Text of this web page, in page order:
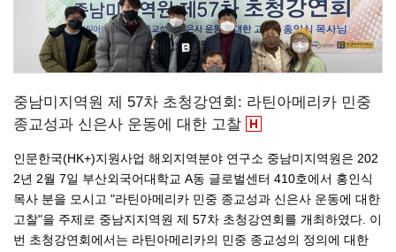
중남미지역원 제 57차 초청강연회: 라틴아메리카 민중
종교성과 신은사 운동에 대한 고찰
인문한국(HK+)지원사업 해외지역분야 연구소 중남미지역원은 202
2년 2월 7일 부산외국어대학교 A동 글로벌센터 410호에서 홍인식
목사 분을 모시고 "라틴아메리카 민중 종교성과 신은사 운동에 대한
고찰"을 주제로 중남지지역원 제 57차 초청강연회를 개최하였다. 이
번 초청강연회에서는 라틴아메리카의 민중 종교성의 정의에 대한